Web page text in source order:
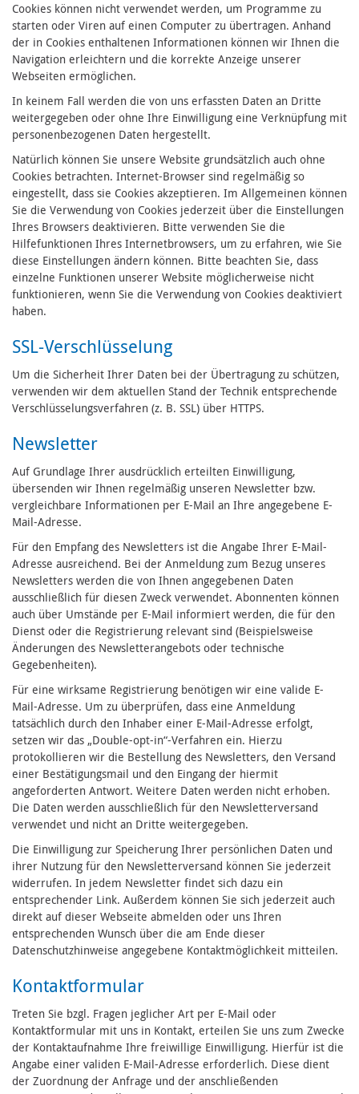
Cookies können nicht verwendet werden, um Programme zu
starten oder Viren auf einen Computer zu übertragen. Anhand
der in Cookies enthaltenen Informationen können wir Ihnen die
Navigation erleichtern und die korrekte Anzeige unserer
Webseiten ermöglichen.
In keinem Fall werden die von uns erfassten Daten an Dritte
weitergegeben oder ohne Ihre Einwilligung eine Verknüpfung mit
personenbezogenen Daten hergestellt.
Natürlich können Sie unsere Website grundsätzlich auch ohne
Cookies betrachten. Internet-Browser sind regelmäßig so
eingestellt, dass sie Cookies akzeptieren. Im Allgemeinen können
Sie die Verwendung von Cookies jederzeit über die Einstellungen
Ihres Browsers deaktivieren. Bitte verwenden Sie die
Hilfefunktionen Ihres Internetbrowsers, um zu erfahren, wie Sie
diese Einstellungen ändern können. Bitte beachten Sie, dass
einzelne Funktionen unserer Website möglicherweise nicht
funktionieren, wenn Sie die Verwendung von Cookies deaktiviert
haben.
SSL-Verschlüsselung
Um die Sicherheit Ihrer Daten bei der Übertragung zu schützen,
verwenden wir dem aktuellen Stand der Technik entsprechende
Verschlüsselungsverfahren (z. B. SSL) über HTTPS.
Newsletter
Auf Grundlage Ihrer ausdrücklich erteilten Einwilligung,
übersenden wir Ihnen regelmäßig unseren Newsletter bzw.
vergleichbare Informationen per E-Mail an Ihre angegebene E-
Mail-Adresse.
Für den Empfang des Newsletters ist die Angabe Ihrer E-Mail-
Adresse ausreichend. Bei der Anmeldung zum Bezug unseres
Newsletters werden die von Ihnen angegebenen Daten
ausschließlich für diesen Zweck verwendet. Abonnenten können
auch über Umstände per E-Mail informiert werden, die für den
Dienst oder die Registrierung relevant sind (Beispielsweise
Änderungen des Newsletterangebots oder technische
Gegebenheiten).
Für eine wirksame Registrierung benötigen wir eine valide E-
Mail-Adresse. Um zu überprüfen, dass eine Anmeldung
tatsächlich durch den Inhaber einer E-Mail-Adresse erfolgt,
setzen wir das „Double-opt-in“-Verfahren ein. Hierzu
protokollieren wir die Bestellung des Newsletters, den Versand
einer Bestätigungsmail und den Eingang der hiermit
angeforderten Antwort. Weitere Daten werden nicht erhoben.
Die Daten werden ausschließlich für den Newsletterversand
verwendet und nicht an Dritte weitergegeben.
Die Einwilligung zur Speicherung Ihrer persönlichen Daten und
ihrer Nutzung für den Newsletterversand können Sie jederzeit
widerrufen. In jedem Newsletter findet sich dazu ein
entsprechender Link. Außerdem können Sie sich jederzeit auch
direkt auf dieser Webseite abmelden oder uns Ihren
entsprechenden Wunsch über die am Ende dieser
Datenschutzhinweise angegebene Kontaktmöglichkeit mitteilen.
Kontaktformular
Treten Sie bzgl. Fragen jeglicher Art per E-Mail oder
Kontaktformular mit uns in Kontakt, erteilen Sie uns zum Zwecke
der Kontaktaufnahme Ihre freiwillige Einwilligung. Hierfür ist die
Angabe einer validen E-Mail-Adresse erforderlich. Diese dient
der Zuordnung der Anfrage und der anschließenden